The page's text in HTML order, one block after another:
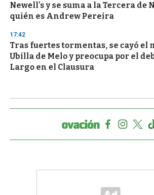
Newell's y se suma a la Tercera de
quién es Andrew Pereira
17:42
Tras fuertes tormentas, se cayó el
Ubilla de Melo y preocupa por el
Largo en el Clausura